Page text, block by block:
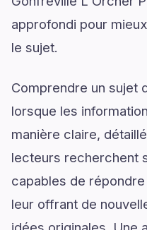
approfondi pour
le sujet.
Comprendre un sujet
lorsque les
manière claire,
lecteurs recherchent
capables de
leur offrant de